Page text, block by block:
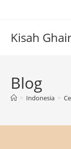
Kisah
Blog
> Indonesia >